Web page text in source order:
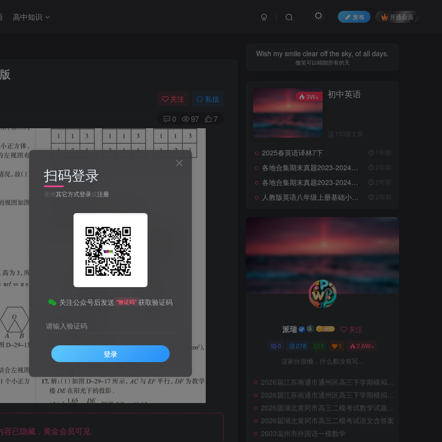
高中知识 发布 开通会员
关注 私信
0 97 7
已隐藏，黄金会员可见
Wish my smile clear off the sky, of all days.
微笑可以晴朗所有的天
3W+ 初中英语
150篇文章
2025春英语译林7下 1年前
各地合集期末真题2023-2024学年第一学期九年级英语期末试卷（含听力和答案） 2年前
各地合集期末真题2023-2024学年第一学期八年级英语期末试卷（含听力和答案） 2年前
人教版英语八年级上册基础小卷（含答案） 2年前
派瑞 关注
0 278 1 1 2.6W+
这家伙很懒，什么都没有写...
2026届江苏南通市通州区高三下学期模拟预测地理试题（含答案）
2026届江苏南通市通州区高三下学期模拟预测化学试题
2026届湖北黄冈市高三二模考试数学试题及答案
2026届湖北黄冈市高三二模考试语文含答案
2603温州市外国语一模数学
扫码登录
使用其它方式登录或注册
关注公众号后发送 “验证码” 获取验证码
请输入验证码
登录